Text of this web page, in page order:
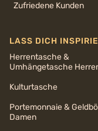
Zufriedene Kunden
LASS DICH
Herrentasche &
Umhängetasche
Kulturtasche
Portemonnaie &
Damen